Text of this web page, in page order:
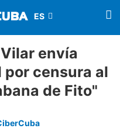
envía
censura al
de Fito"